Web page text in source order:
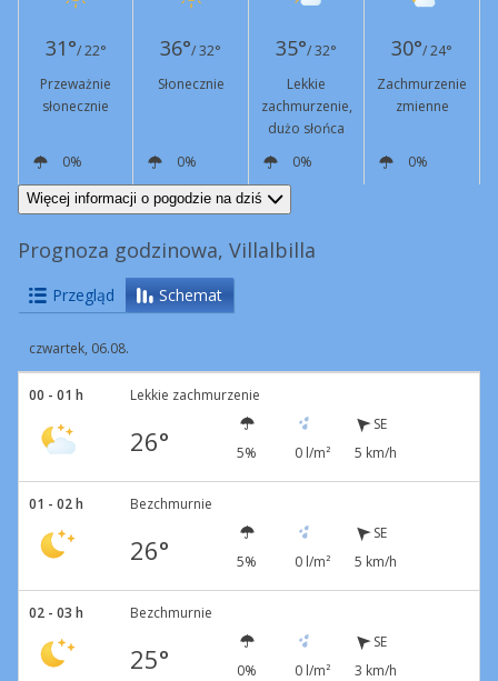
31°/ 22° 36°/ 32° 35°/ 32° 30°/ 24°
Przeważnie
słonecznie
Słonecznie
Lekkie
zachmurzenie,
dużo słońca
Zachmurzenie
zmienne
0% 0% 0%
0%
E
4 km/h W
8 km/h
Więcej informacji o pogodzie na dziś
Prognoza godzinowa, Villalbilla
Przegląd Schemat
czwartek, 06.08.
00 - 01 h Lekkie zachmurzenie
26° 5% 0 l/m²
SE
5 km/h
01 - 02 h Bezchmurnie
26° 5% 0 l/m²
SE
5 km/h
02 - 03 h Bezchmurnie
25° 0% 0 l/m²
SE
3 km/h